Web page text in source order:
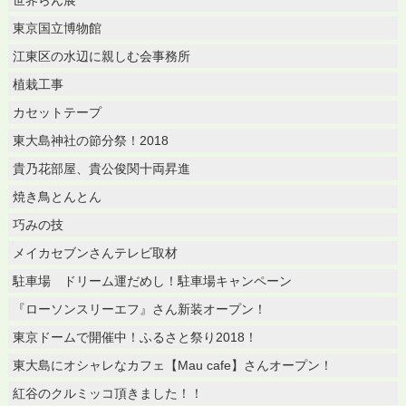
東京国立博物館
江東区の水辺に親しむ会事務所
植栽工事
カセットテープ
東大島神社の節分祭！2018
貴乃花部屋、貴公俊関十両昇進
焼き鳥とんとん
巧みの技
メイカセブンさんテレビ取材
駐車場 ドリーム運だめし！駐車場キャンペーン
『ローソンスリーエフ』さん新装オープン！
東京ドームで開催中！ふるさと祭り2018！
東大島にオシャレなカフェ【Mau cafe】さんオープン！
紅谷のクルミッコ頂きました！！